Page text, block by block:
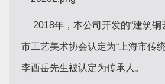
2018年，本公司开发的“建筑铜
市工艺美术协会认定为“上海市传
李西岳先生被认定为传承人。